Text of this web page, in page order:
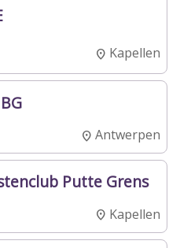
Kapellen
Antwerpen
Putte Grens
Kapellen